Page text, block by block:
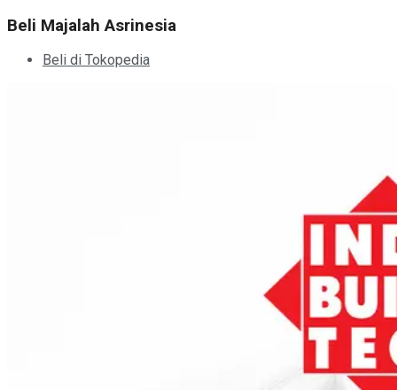
Beli Majalah Asrinesia
Beli di Tokopedia